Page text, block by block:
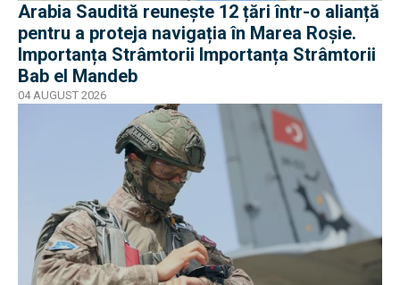
Arabia Saudită reunește 12 țări într-o alianță
pentru a proteja navigația în Marea Roșie.
Importanța Strâmtorii Importanța Strâmtorii
Bab el Mandeb
04 AUGUST 2026